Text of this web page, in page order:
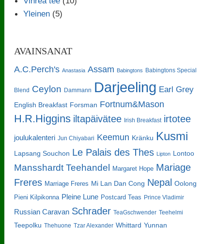
Yleinen (5)
AVAINSANAT
A.C.Perch's Anastasia Assam Babingtons Babingtons Special
Blend Ceylon Dammann Darjeeling Earl Grey
English Breakfast Forsman Fortnum&Mason
H.R.Higgins iltapäivätee Irish Breakfast irtotee
joulukalenteri Jun Chiyabari Keemun Kränku Kusmi
Lapsang Souchon Le Palais des Thes Lipton Lontoo
Mansshardt Teehandel Margaret Hope Mariage
Freres Marriage Freres Mi Lan Dan Cong Nepal Oolong
Pieni Kilpikonna Pleine Lune Postcard Teas Prince Vladimir
Russian Caravan Schrader TeaGschwender Teehelmi
Teepolku Thehuone Tzar Alexander Whittard Yunnan